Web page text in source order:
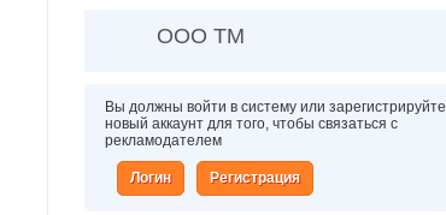
ООО ТМ
Вы должны войти в систему или зарегистрируйте
новый аккаунт для того, чтобы связаться с
рекламодателем
Логин Регистрация